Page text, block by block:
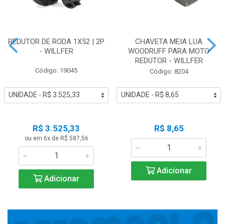
REDUTOR DE RODA 1X52 | 2P
- WILLFER
Código: 19045
R$ 3.525,33
ou em 6x de R$ 587,56
Adicionar
CHAVETA MEIA LUA
WOODRUFF PARA MOTO
REDUTOR - WILLFER
Código: 8204
R$ 8,65
Adicionar